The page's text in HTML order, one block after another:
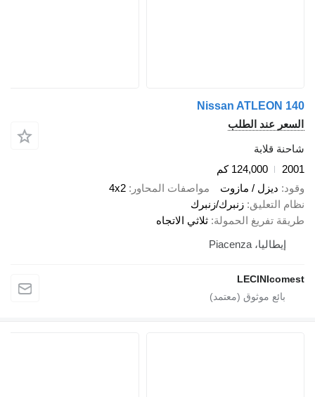
Nissan
الطلب
124,000 كم
/ مازوت
مواصفات المحاور 4x2
زنبرك/زنبرك
الحمولة ثلاثي الاتجاه